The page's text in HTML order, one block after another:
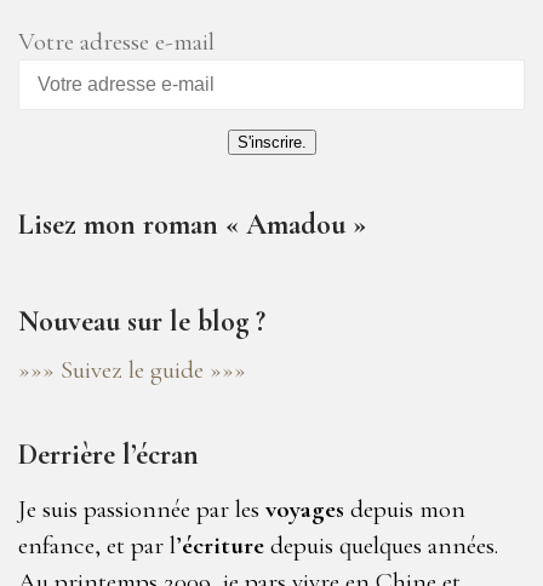
Votre adresse e-mail
S'inscrire.
Lisez mon roman « Amadou »
Nouveau sur le blog ?
»»» Suivez le guide »»»
Derrière l’écran
Je suis passionnée par les voyages depuis mon
enfance, et par l’écriture depuis quelques années.